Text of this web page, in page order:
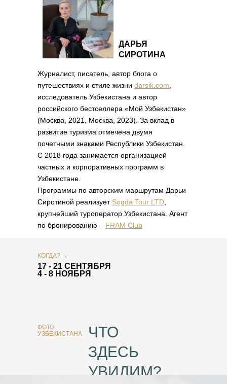
Журналист, писатель, автор блога о
путешествиях и стиле жизни darsik.com
исследователь Узбекистана и автор
российского бестселлера «Мой Узбекистан»
(Москва, 2021, Москва, 2023). За вклад в
развитие туризма отмечена двумя
почетными знаками Республики Узбекистан.
С 2018 года занимается организацией
частных и корпоративных программ в
Узбекистане.
Программы по авторским маршрутам Дарьи
Сиротиной реализует Sogda Tour LTD
крупнейший туроператор Узбекистана. Агент
по бронированию – FRAM Club
ДАРЬЯ
СИРОТИНА
17 - 21 СЕНТЯБРЯ
4 - 8 НОЯБРЯ
КОГДА? →
ЧТО
ЗДЕСЬ
УВИДИМ?
ФОТО
УЗБЕКИСТАНА